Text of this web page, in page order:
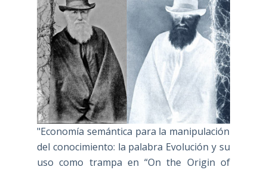
"Economía semántica para la manipulación
del conocimiento: la palabra Evolución y su
uso como trampa en “On the Origin of